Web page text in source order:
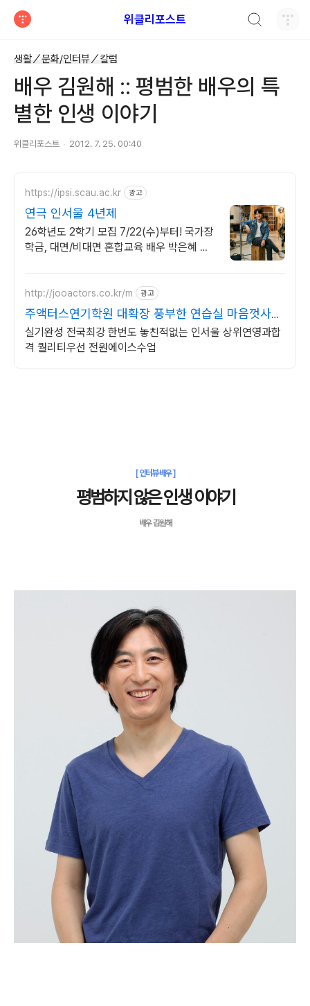
위클리포스트
생활／문화/인터뷰／칼럼
배우 김원해 :: 평범한 배우의 특
별한 인생 이야기
위클리포스트 2012. 7. 25. 00:40
https://ipsi.scau.ac.kr 광고
연극 인서울 4년제
26학년도 2학기 모집 7/22(수)부터! 국가장
학금, 대면/비대면 혼합교육 배우 박은혜 원
http://jooactors.co.kr/m 광고
주액터스연기학원 대확장 풍부한 연습실 마음껏사용
가능
실기완성 전국최강 한번도 놓친적없는 인서울 상위연영과합
격 퀄리티우선 전원에이스수업
[ 인터뷰·배우 ]
평범하지 않은 인생 이야기
배우 김원해